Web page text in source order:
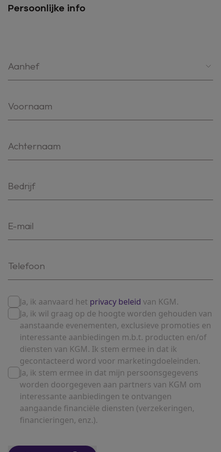
Persoonlijke info
Aanhef
Ja, ik aanvaard het privacy beleid van KGM.
Ja, ik wil graag op de hoogte worden gehouden van
aanstaande evenementen, exclusieve promoties en
interessante aanbiedingen m.b.t. producten en/of
diensten van KGM. Ik stem ermee in dat ik
gecontacteerd word voor marketingdoeleinden.
Ja, ik stem ermee in dat mijn persoonsgegevens
worden doorgegeven aan partners van KGM om
interessante aanbiedingen te ontvangen
aangaande financiële diensten (verzekeringen,
financieringen, enz.).